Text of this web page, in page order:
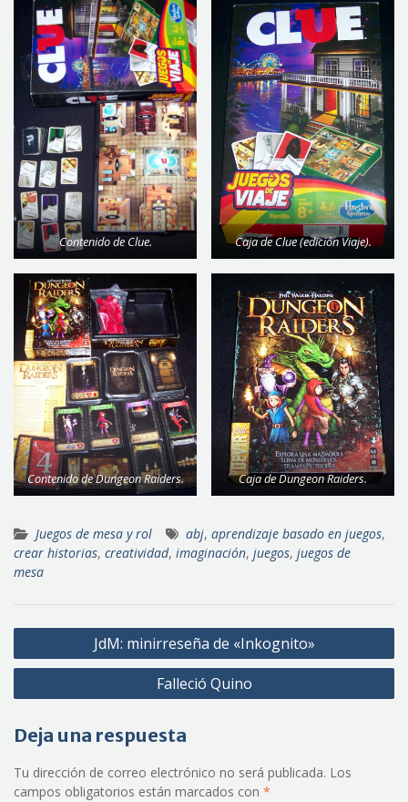
Contenido de Clue. Caja de Clue (edición Viaje).
Contenido de Dungeon Raiders. Caja de Dungeon Raiders.
Juegos de mesa y rol abj, aprendizaje basado en juegos,
crear historias, creatividad, imaginación, juegos, juegos de
mesa
Navegación
de
JdM: minirreseña de «Inkognito»
Falleció Quino
Deja una respuesta
Tu dirección de correo electrónico no será publicada. Los
campos obligatorios están marcados con *